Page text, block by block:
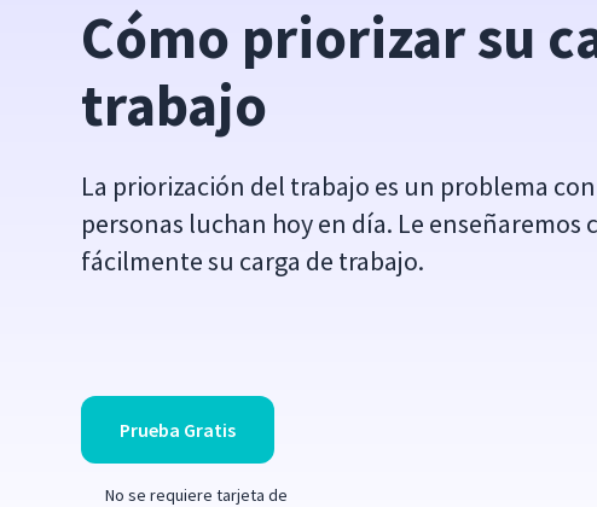
Cómo priorizar su
trabajo
La priorización del trabajo es un problema
personas luchan hoy en día. Le enseñaremos
fácilmente su carga de trabajo.
Prueba Gratis
No se requiere tarjeta de